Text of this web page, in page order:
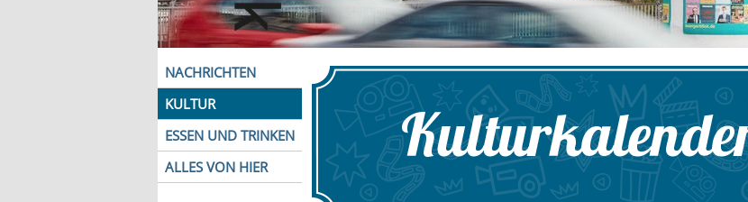
NACHRICHTEN
KULTUR
ESSEN UND TRINKEN
ALLES VON HIER